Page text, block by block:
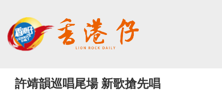
許靖韻巡唱尾場 新歌搶先唱